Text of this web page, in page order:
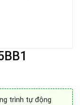
trình tự động